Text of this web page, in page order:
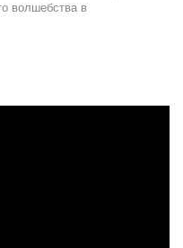
волшебства в